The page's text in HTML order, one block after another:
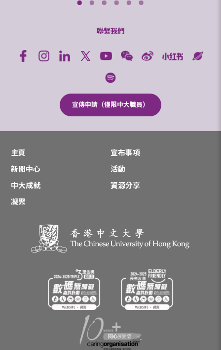
聯繫我們
宣傳申請（僅限中大職員）
主頁
宣布事項
新聞中心
活動
中大成就
資源分享
凝聚